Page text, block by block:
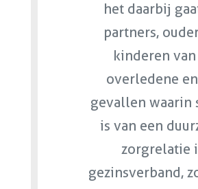
het daarbij
partners,
kinderen van
overledene
gevallen waarin
is van een
zorgrelatie
gezinsverband,